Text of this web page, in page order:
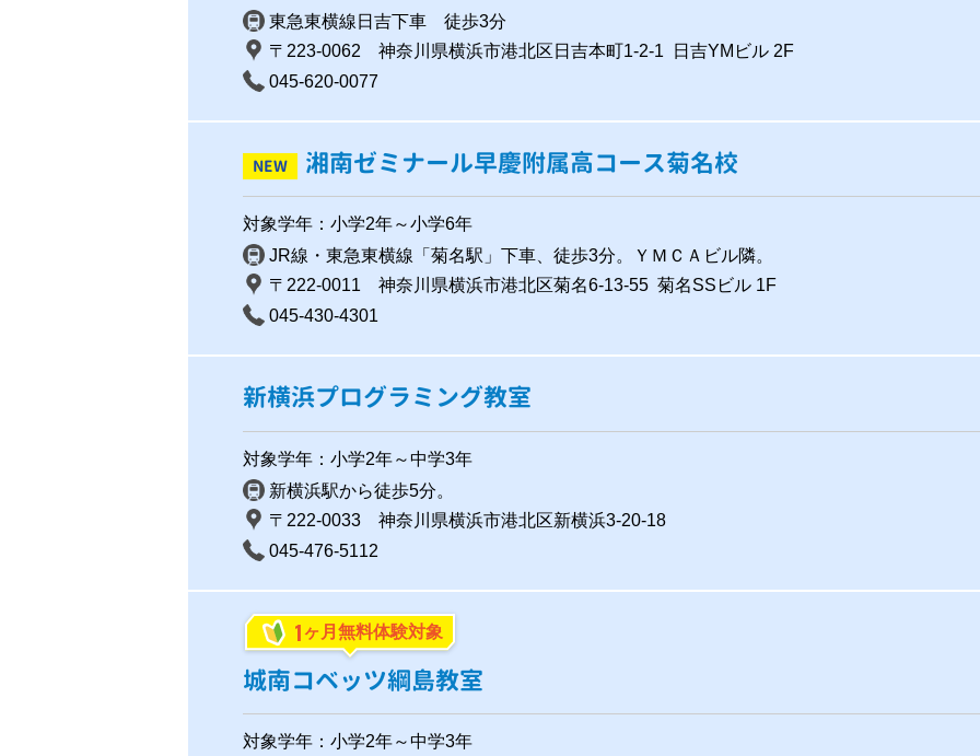
東急東横線日吉下車 徒歩3分
〒223-0062 神奈川県横浜市港北区日吉本町1-2-1 日吉YMビル 2F
045-620-0077
NEW 湘南ゼミナール早慶附属高コース菊名校
対象学年：小学2年～小学6年
JR線・東急東横線「菊名駅」下車、徒歩3分。ＹＭＣＡビル隣。
〒222-0011 神奈川県横浜市港北区菊名6-13-55 菊名SSビル 1F
045-430-4301
新横浜プログラミング教室
対象学年：小学2年～中学3年
新横浜駅から徒歩5分。
〒222-0033 神奈川県横浜市港北区新横浜3-20-18
045-476-5112
1 ヶ月無料体験対象
城南コベッツ綱島教室
対象学年：小学2年～中学3年